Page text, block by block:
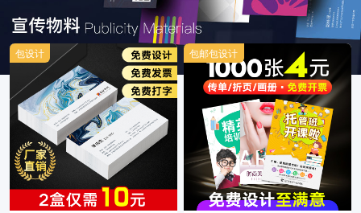
包设计 包邮包设计